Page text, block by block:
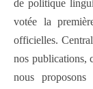
de politique
votée la
officielles.
nos publications,
nous